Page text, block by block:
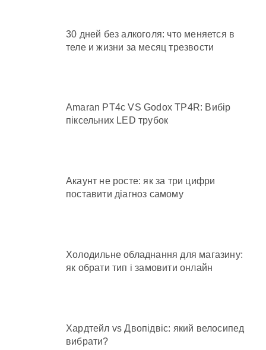
30 дней без алкоголя: что меняется в
теле и жизни за месяц трезвости
Amaran PT4c VS Godox TP4R: Вибір
піксельних LED трубок
Акаунт не росте: як за три цифри
поставити діагноз самому
Холодильне обладнання для магазину:
як обрати тип і замовити онлайн
Хардтейл vs Двопідвіс: який велосипед
вибрати?